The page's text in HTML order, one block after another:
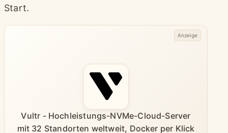
Start.
Vultr - Hochleistungs-NVMe-Cloud-Server
mit 32 Standorten weltweit, Docker per Klick
Anzeige